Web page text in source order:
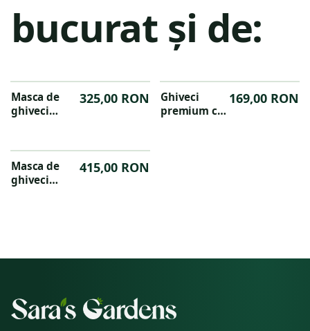
bucurat și de:
Masca de
ghiveci
Groove
36x38cm
325,00 RON
Ghiveci
premium cu
169,00 RON
Masca de
ghiveci
415,00 RON